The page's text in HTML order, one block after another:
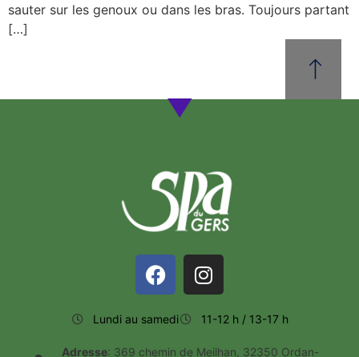
sauter sur les genoux ou dans les bras. Toujours partant
[…]
Lundi au samedi 11-12 h / 13-17 h
Adresse: 369 chemin de Meilhan, 32350 Ordan-